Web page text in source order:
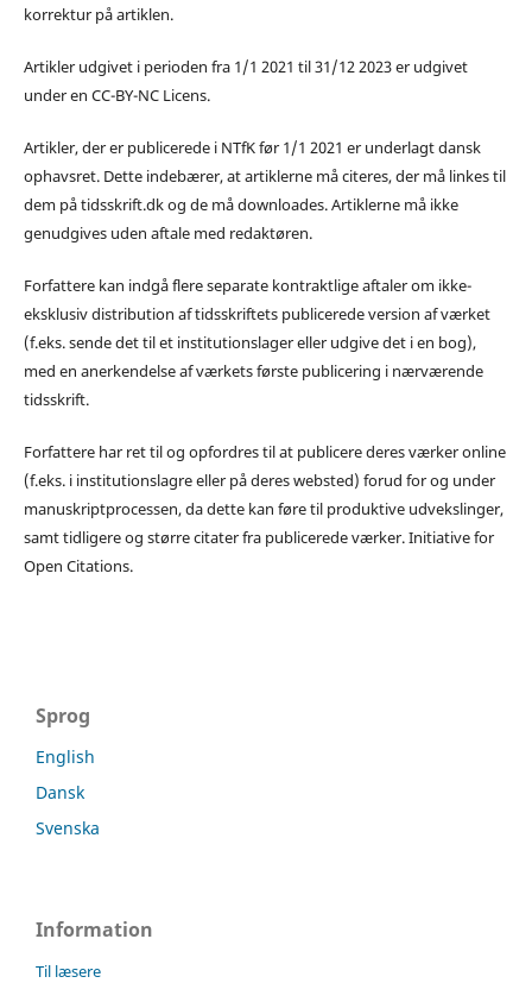
korrektur på artiklen.
Artikler udgivet i perioden fra 1/1 2021 til 31/12 2023 er udgivet
under en CC-BY-NC Licens.
Artikler, der er publicerede i NTfK før 1/1 2021 er underlagt dansk
ophavsret. Dette indebærer, at artiklerne må citeres, der må linkes til
dem på tidsskrift.dk og de må downloades. Artiklerne må ikke
genudgives uden aftale med redaktøren.
Forfattere kan indgå flere separate kontraktlige aftaler om ikke-
eksklusiv distribution af tidsskriftets publicerede version af værket
(f.eks. sende det til et institutionslager eller udgive det i en bog),
med en anerkendelse af værkets første publicering i nærværende
tidsskrift.
Forfattere har ret til og opfordres til at publicere deres værker online
(f.eks. i institutionslagre eller på deres websted) forud for og under
manuskriptprocessen, da dette kan føre til produktive udvekslinger,
samt tidligere og større citater fra publicerede værker. Initiative for
Open Citations.
Sprog
English
Dansk
Svenska
Information
Til læsere